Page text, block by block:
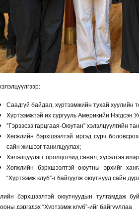
Саадгүй байдал, хүртээмжийн тухай
Хүртээмжтэй их сургууль Америкийн Нэгдсэн
”Гэрээсээ гарцгаая-Оюутан” хэлэлцүүлгийн
Хөгжлийн бэрхшээлтэй иргэд сурч
сайн жишээг танилцуулах;
Хэлэлцүүлэгт оролцогчид санал, хүсэлтээ
Хөгжлийн бэрхшээлтэй оюутны эрхийг
“Хүртээмж клуб”-г байгуулж оюутнууд сайн
бэрхшээлтэй оюутнуудын тулгамдаж
дэргэдэх “Хүртээмж клуб”-ийг байгууллаа